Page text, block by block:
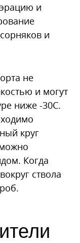
и
и
не
и могут
ниже -30С.
круг
Когда
ствола